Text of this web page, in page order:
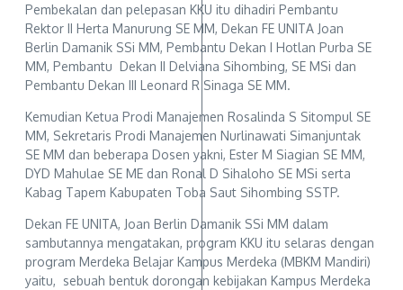
Pembekalan dan pelepasan KKU itu dihadiri Pembantu
Rektor II Herta Manurung SE MM, Dekan FE UNITA Joan
Berlin Damanik SSi MM, Pembantu Dekan I Hotlan Purba SE
MM, Pembantu Dekan II Delviana Sihombing, SE MSi dan
Pembantu Dekan III Leonard R Sinaga SE MM.
Kemudian Ketua Prodi Manajemen Rosalinda S Sitompul SE
MM, Sekretaris Prodi Manajemen Nurlinawati Simanjuntak
SE MM dan beberapa Dosen yakni, Ester M Siagian SE MM,
DYD Mahulae SE ME dan Ronal D Sihaloho SE MSi serta
Kabag Tapem Kabupaten Toba Saut Sihombing SSTP.
Dekan FE UNITA, Joan Berlin Damanik SSi MM dalam
sambutannya mengatakan, program KKU itu selaras dengan
program Merdeka Belajar Kampus Merdeka (MBKM Mandiri)
yaitu, sebuah bentuk dorongan kebijakan Kampus Merdeka